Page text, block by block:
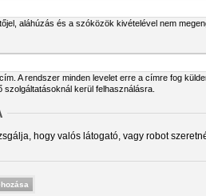
aláhúzás és a szóközök kivételével nem
A rendszer minden levelet erre a címre fog
szolgáltatásoknál kerül felhasználásra.
hogy valós látogató, vagy robot